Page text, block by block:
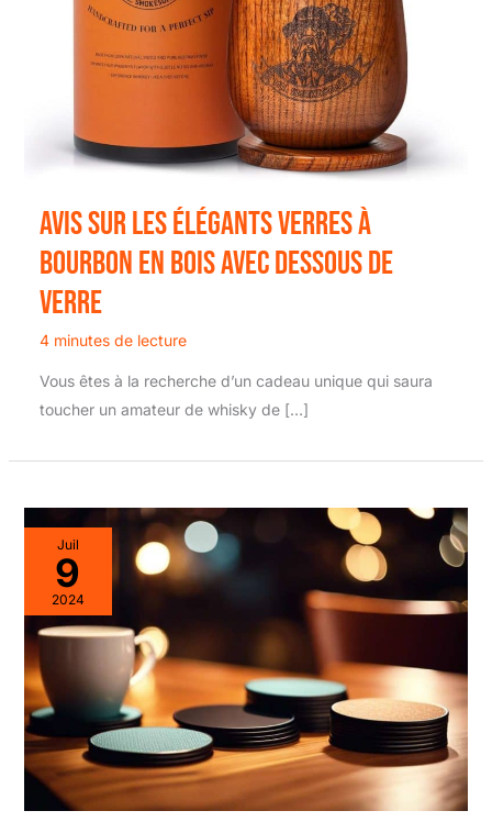
Avis sur les élégants verres à
bourbon en bois avec dessous de
verre
4 minutes de lecture
Vous êtes à la recherche d’un cadeau unique qui saura
toucher un amateur de whisky de […]
Juil
9
2024